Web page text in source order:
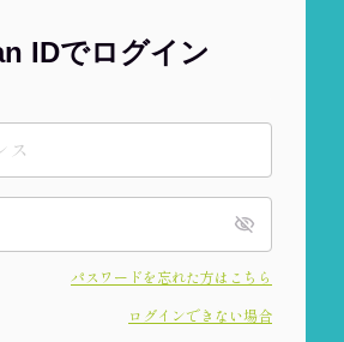
IDでログイン
パスワードを忘れた方はこちら
ログインできない場合